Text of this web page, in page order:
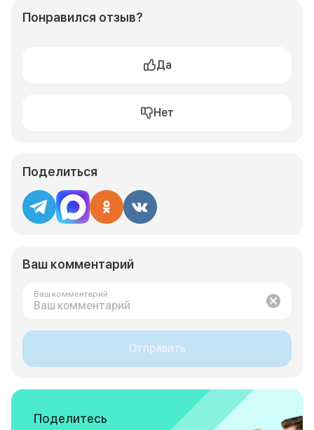
Понравился отзыв?
Да
Нет
Поделиться
Ваш комментарий
Ваш комментарий
Отправить
Поделитесь